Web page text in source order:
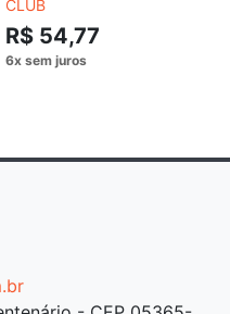
CLUB
R$ 54,77